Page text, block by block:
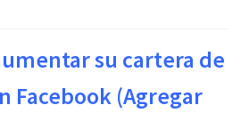
su cartera de
Facebook (Agregar